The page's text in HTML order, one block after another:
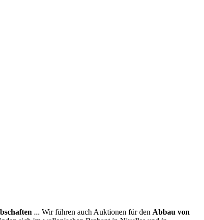
... Wir führen auch Auktionen für den Abbau von